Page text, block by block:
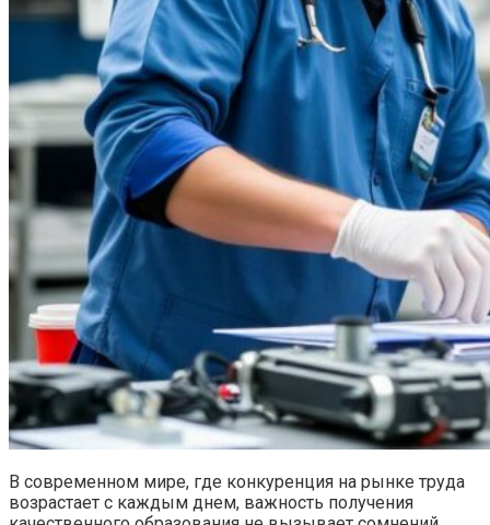
В современном мире, где конкуренция на рынке труда
возрастает с каждым днем, важность получения